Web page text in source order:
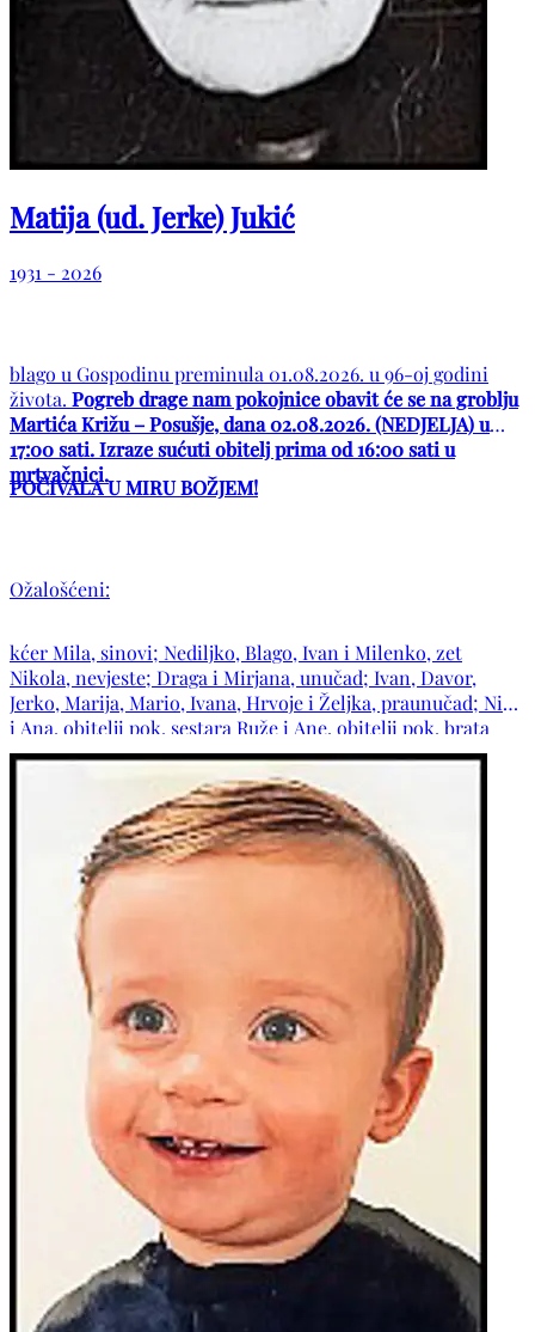
Matija (ud. Jerke) Jukić
1931 - 2026
blago u Gospodinu preminula 01.08.2026. u 96-oj godini
života. Pogreb drage nam pokojnice obavit će se na groblju
Martića Križu – Posušje, dana 02.08.2026. (NEDJELJA) u
17:00 sati. Izraze sućuti obitelj prima od 16:00 sati u
mrtvačnici.
POČIVALA U MIRU BOŽJEM!
Ožalošćeni:
kćer Mila, sinovi; Nediljko, Blago, Ivan i Milenko, zet
Nikola, nevjeste; Draga i Mirjana, unučad; Ivan, Davor,
Jerko, Marija, Mario, Ivana, Hrvoje i Željka, praunučad; Niko
i Ana, obitelji pok. sestara Ruže i Ane, obitelji pok. brata
Petra te ostala mnogobrojna rodbina i prijatelji.